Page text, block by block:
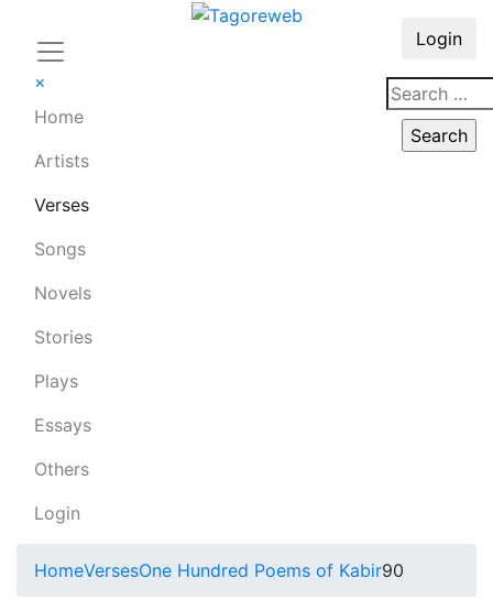
×
Home
Artists
Verses
Songs
Novels
Stories
Plays
Essays
Others
Login
Login
HomeVersesOne Hundred Poems of Kabir90